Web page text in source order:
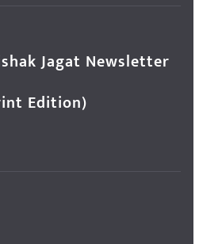
Jagat Newsletter
Edition)